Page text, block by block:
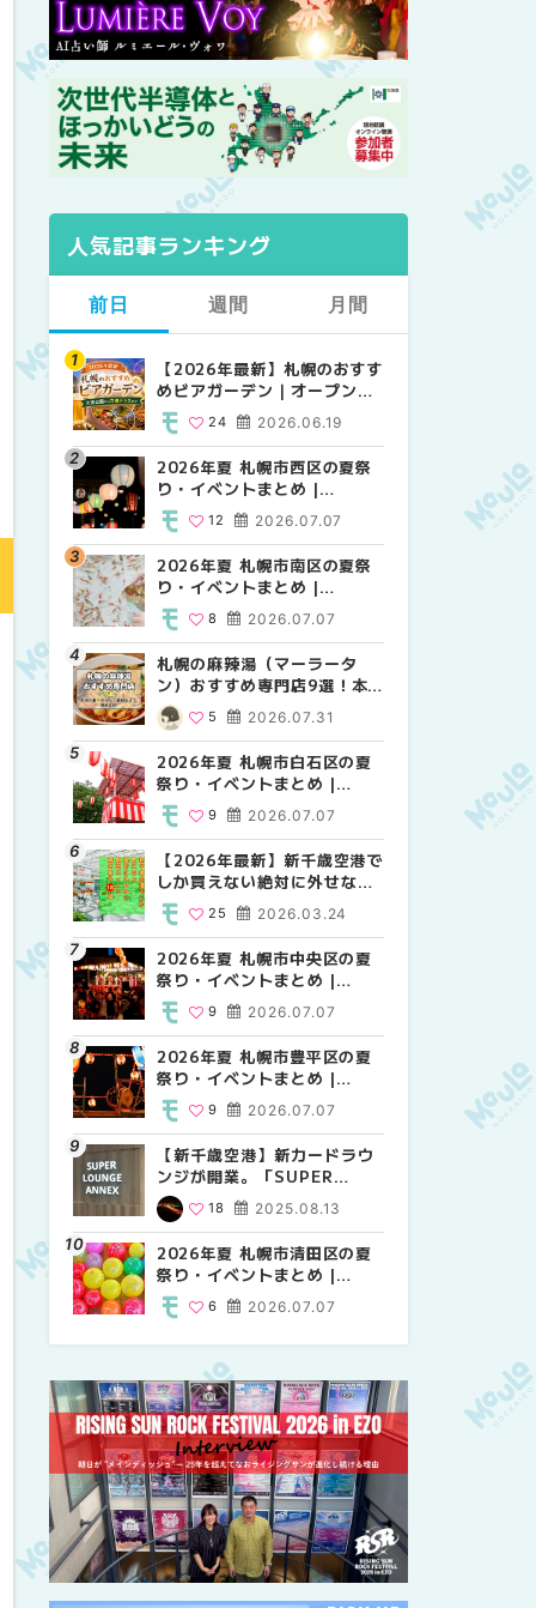
人気記事ランキング
前日
【2026年最新】札幌のおすす
めビアガーデン｜オープン日
順に徹底紹介！大通公園から
穴場テラスまで | MouLa
HOKKAIDO
2026.06.19
24
2026年夏 札幌市西区の夏祭
り・イベントまとめ |
MouLa HOKKAIDO
2026.07.07
12
2026年夏 札幌市南区の夏祭
り・イベントまとめ |
MouLa HOKKAIDO
2026.07.07
8
札幌の麻辣湯（マーラータ
ン）おすすめ専門店9選！本
場の量り売りから最新店まで
徹底比較 | MouLa
HOKKAIDO
2026.07.31
5
2026年夏 札幌市白石区の夏
祭り・イベントまとめ |
MouLa HOKKAIDO
2026.07.07
9
【2026年最新】新千歳空港で
しか買えない絶対に外せない
限定スイーツ・焼き菓子18選
| MouLa HOKKAIDO
2026.03.24
25
2026年夏 札幌市中央区の夏
祭り・イベントまとめ |
MouLa HOKKAIDO
2026.07.07
9
2026年夏 札幌市豊平区の夏
祭り・イベントまとめ |
MouLa HOKKAIDO
2026.07.07
9
【新千歳空港】新カードラウ
ンジが開業。「SUPER
LOUNGE ANNEX（スーパー
ラウンジアネックス）」をご
紹介！！ | MouLa
HOKKAIDO
2025.08.13
18
2026年夏 札幌市清田区の夏
祭り・イベントまとめ |
MouLa HOKKAIDO
2026.07.07
6
週間
【2026年最新】札幌のおすす
めビアガーデン｜オープン日
穴場テラスまで | MouLa
HOKKAIDO
24
2026年夏 札幌市西区の夏祭
り・イベントまとめ |
12
2026年夏 札幌市北区の夏祭
り・イベントまとめ |
9
2026年夏 札幌市手稲区の夏
祭り・イベントまとめ |
10
2026年夏 札幌市白石区の夏
祭り・イベントまとめ |
9
2026年夏 札幌市南区の夏祭
り・イベントまとめ |
8
2026年夏 札幌市清田区の夏
祭り・イベントまとめ |
6
2026年夏 札幌市豊平区の夏
祭り・イベントまとめ |
9
2026年夏 札幌市中央区の夏
祭り・イベントまとめ |
9
2026年夏 恵庭市・千歳市の
夏祭り・イベントまとめ |
9
月間
【2026年最新】札幌のおすす
めビアガーデン｜オープン日
穴場テラスまで | MouLa
HOKKAIDO
24
2026年夏 札幌市北区の夏祭
り・イベントまとめ |
9
2026年夏 札幌市西区の夏祭
り・イベントまとめ |
12
2026年夏 札幌市白石区の夏
祭り・イベントまとめ |
9
2026年夏 札幌市手稲区の夏
祭り・イベントまとめ |
10
2026年夏 札幌市清田区の夏
祭り・イベントまとめ |
6
札幌の麻辣湯（マーラータ
ン）おすすめ専門店6選！本
徹底比較 | MouLa
HOKKAIDO
5
【2026年最新】新千歳空港で
しか買えない絶対に外せない
限定スイーツ・焼き菓子18選
| MouLa HOKKAIDO
25
【新千歳空港】新カードラウ
ンジが開業。「SUPER
ラウンジアネックス）」をご
紹介！！ | MouLa
HOKKAIDO
18
2026年夏 札幌市豊平区の夏
祭り・イベントまとめ |
9